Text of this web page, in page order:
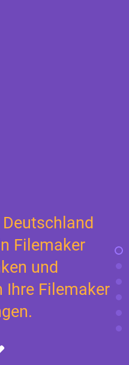
Filemaker
und
Filemaker